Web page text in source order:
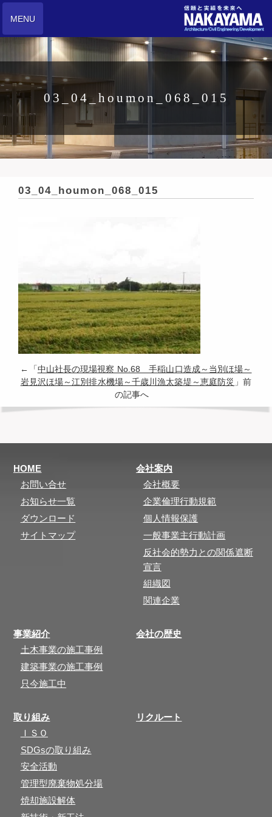
MENU
03_04_houmon_068_015
03_04_houmon_068_015
←「 中山社長の現場視察 No.68 手稲山口造成～当別ほ場～
岩見沢ほ場～江別排水機場～千歳川漁太築堤～恵庭防災 」前
の記事へ
HOME
お問い合せ
お知らせ一覧
ダウンロード
サイトマップ
会社案内
会社概要
企業倫理行動規範
個人情報保護
一般事業主行動計画
反社会的勢力との関係遮断
宣言
組織図
関連企業
事業紹介
土木事業の施工事例
建築事業の施工事例
只今施工中
会社の歴史
取り組み
ＩＳＯ
SDGsの取り組み
安全活動
管理型廃棄物処分場
焼却施設解体
リクルート